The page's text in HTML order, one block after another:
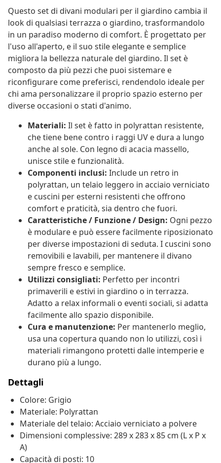
Questo set di divani modulari per il giardino cambia il
look di qualsiasi terrazza o giardino, trasformandolo
in un paradiso moderno di comfort. È progettato per
l'uso all'aperto, e il suo stile elegante e semplice
migliora la bellezza naturale del giardino. Il set è
composto da più pezzi che puoi sistemare e
riconfigurare come preferisci, rendendolo ideale per
chi ama personalizzare il proprio spazio esterno per
diverse occasioni o stati d'animo.
Materiali: Il set è fatto in polyrattan resistente,
che tiene bene contro i raggi UV e dura a lungo
anche al sole. Con legno di acacia massello,
unisce stile e funzionalità.
Componenti inclusi: Include un retro in
polyrattan, un telaio leggero in acciaio verniciato
e cuscini per esterni resistenti che offrono
comfort e praticità, sia dentro che fuori.
Caratteristiche / Funzione / Design: Ogni pezzo
è modulare e può essere facilmente riposizionato
per diverse impostazioni di seduta. I cuscini sono
removibili e lavabili, per mantenere il divano
sempre fresco e semplice.
Utilizzi consigliati: Perfetto per incontri
primaverili e estivi in giardino o in terrazza.
Adatto a relax informali o eventi sociali, si adatta
facilmente allo spazio disponibile.
Cura e manutenzione: Per mantenerlo meglio,
usa una copertura quando non lo utilizzi, così i
materiali rimangono protetti dalle intemperie e
durano più a lungo.
Dettagli
Colore: Grigio
Materiale: Polyrattan
Materiale del telaio: Acciaio verniciato a polvere
Dimensioni complessive: 289 x 283 x 85 cm (L x P x
A)
Capacità di posti: 10